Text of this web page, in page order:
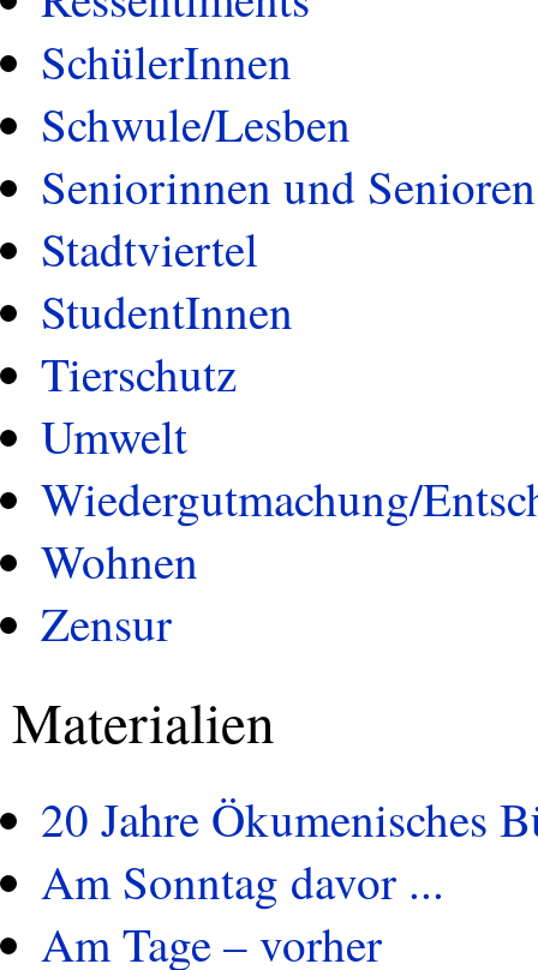
SchülerInnen
Schwule/Lesben
Seniorinnen und Senioren
Stadtviertel
StudentInnen
Tierschutz
Umwelt
Wiedergutmachung/
Wohnen
Zensur
Materialien
20 Jahre Ökumenisches
Am Sonntag davor ...
Am Tage – vorher